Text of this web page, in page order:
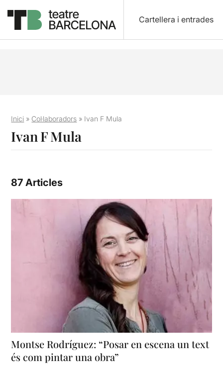
Cartellera i entrades
Inici » Col·laboradors » Ivan F Mula
Ivan F Mula
87 Articles
Montse Rodríguez: “Posar en escena un text
és com pintar una obra”